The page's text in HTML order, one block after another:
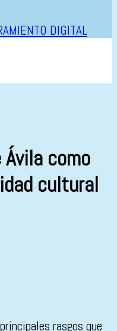
DIGITAL
como
cultural
rasgos que